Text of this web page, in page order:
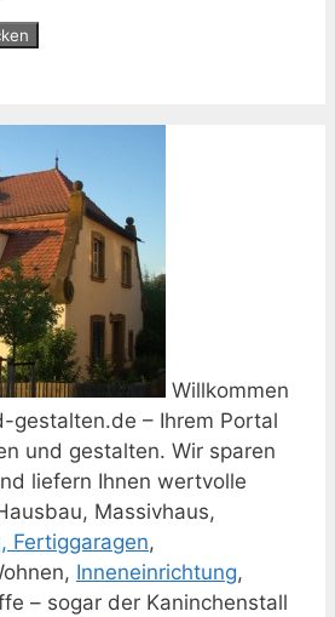
Willkommen
gestalten.de – Ihrem Portal
und gestalten. Wir sparen
liefern Ihnen wertvolle
Massivhaus,
Fertiggaragen,
Inneneinrichtung,
– sogar der Kaninchenstall